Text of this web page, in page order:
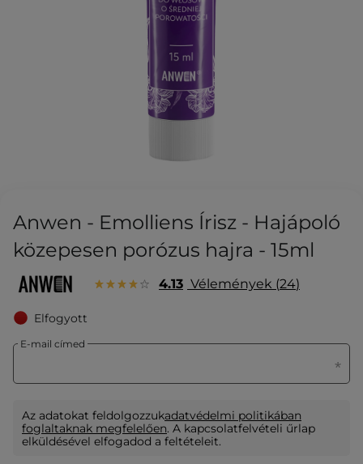
Anwen - Emolliens Írisz - Hajápoló
közepesen porózus hajra - 15ml
4.13 Vélemények 24
Elfogyott
E-mail címed
Az adatokat feldolgozzukadatvédelmi politikában
foglaltaknak megfelelően. A kapcsolatfelvételi űrlap
elküldésével elfogadod a feltételeit.